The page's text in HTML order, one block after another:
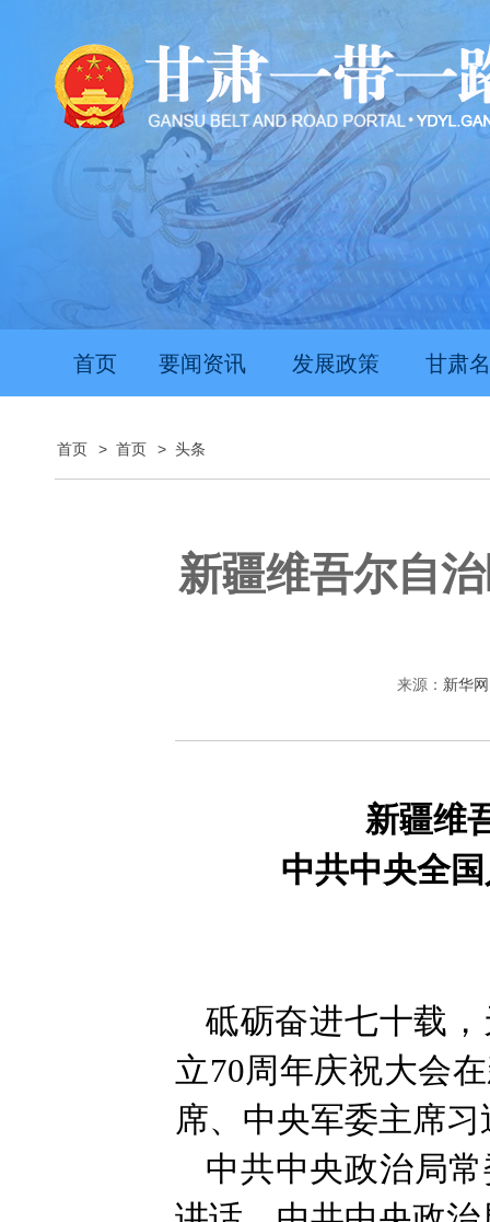
首页 要闻资讯 发展政策 甘肃
首页 > 首页 > 头条
新疆维吾尔自
来源： 新华网
新疆维
中共中央全
砥砺奋进七十载
立70周年庆祝大会
席、中央军委主席
中共中央政治局